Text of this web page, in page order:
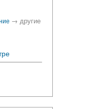
→ другие